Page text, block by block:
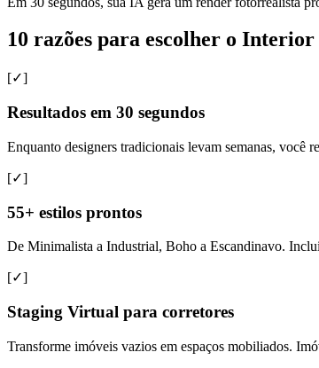
10 razões para escolher o
[✓]
Resultados em 30 segundos
Enquanto designers tradicionais levam semanas, você
[✓]
55+ estilos prontos
De Minimalista a Industrial, Boho a Escandinavo.
[✓]
Staging Virtual para corretores
Transforme imóveis vazios em espaços mobiliados.